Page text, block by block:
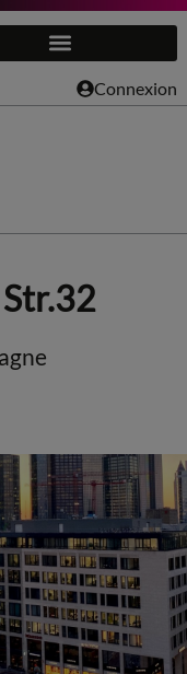
Connexion